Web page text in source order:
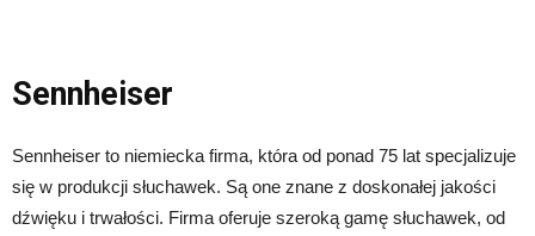
Sennheiser
Sennheiser to niemiecka firma, która od ponad 75 lat specjalizuje
się w produkcji słuchawek. Są one znane z doskonałej jakości
dźwięku i trwałości. Firma oferuje szeroką gamę słuchawek, od